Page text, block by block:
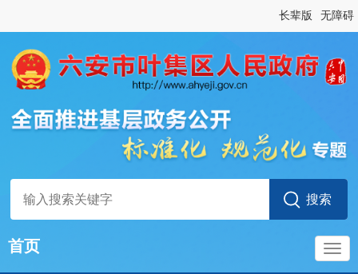
长辈版 无障碍
首页